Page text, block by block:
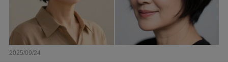
2025/09/24